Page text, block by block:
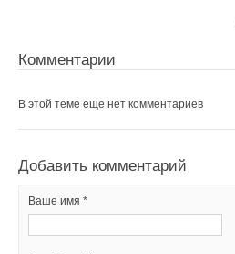
Комментарии
В этой теме еще нет комментариев
Добавить комментарий
Ваше имя *